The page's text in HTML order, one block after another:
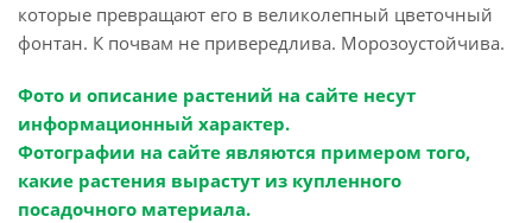
которые превращают его в великолепный цветочный
фонтан. К почвам не привередлива. Морозоустойчива.
Фото и описание растений на сайте несут
информационный характер.
Фотографии на сайте являются примером того,
какие растения вырастут из купленного
посадочного материала.